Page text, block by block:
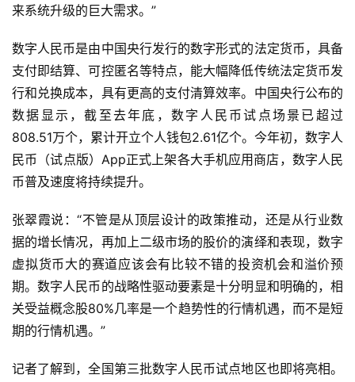
来系统升级的巨大需求。”
数字人民币是由中国央行发行的数字形式的法定货币，具备
支付即结算、可控匿名等特点，能大幅降低传统法定货币发
行和兑换成本，具有更高的支付清算效率。中国央行公布的
数据显示，截至去年底，数字人民币试点场景已超过
808.51万个，累计开立个人钱包2.61亿个。今年初，数字人
民币（试点版）App正式上架各大手机应用商店，数字人民
币普及速度将持续提升。
张翠霞说：“不管是从顶层设计的政策推动，还是从行业数
据的增长情况，再加上二级市场的股价的演绎和表现，数字
虚拟货币大的赛道应该会有比较不错的投资机会和溢价预
期。数字人民币的战略性驱动要素是十分明显和明确的，相
关受益概念股80%几率是一个趋势性的行情机遇，而不是短
期的行情机遇。”
记者了解到，全国第三批数字人民币试点地区也即将亮相。